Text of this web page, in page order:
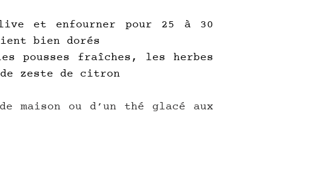
et enfourner pour 25 à 30
bien dorés
fraîches, les herbes
zeste de citron
maison ou d’un thé glacé aux